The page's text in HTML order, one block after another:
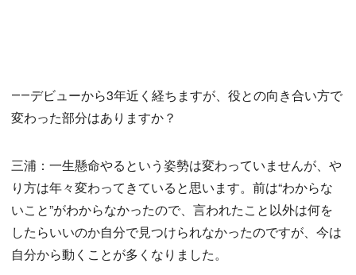
――デビューから3年近く経ちますが、役との向き合い方で
変わった部分はありますか？
三浦：一生懸命やるという姿勢は変わっていませんが、や
り方は年々変わってきていると思います。前は“わからな
いこと”がわからなかったので、言われたこと以外は何を
したらいいのか自分で見つけられなかったのですが、今は
自分から動くことが多くなりました。